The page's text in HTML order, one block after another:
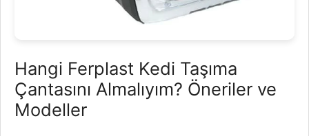
Hangi Ferplast Kedi Taşıma
Çantasını Almalıyım? Öneriler ve
Modeller